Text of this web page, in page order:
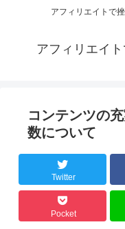
アフィリエイトで
アフィリエイ
コンテンツの
数について
Twitter
Pocket